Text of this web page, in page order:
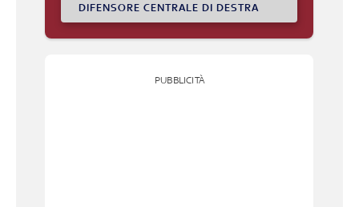
DIFENSORE CENTRALE DI DESTRA
PUBBLICITÀ